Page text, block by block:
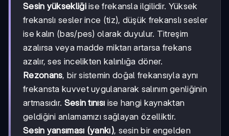
Sesin yüksekliğiise frekansla ilgilidir. Yüksek
frekanslı sesler ince (tiz), düşük frekanslı sesler
ise kalın (bas/pes) olarak duyulur. Titreşim
azalırsa veya madde miktarı artarsa frekans
azalır, ses incelikten kalınlığa döner.
Rezonans, bir sistemin doğal frekansıyla aynı
frekansta kuvvet uygulanarak salınım genliğinin
artmasıdır. Sesin tınısı ise hangi kaynaktan
geldiğini anlamamızı sağlayan özelliktir.
Sesin yansıması (yankı), sesin bir engelden